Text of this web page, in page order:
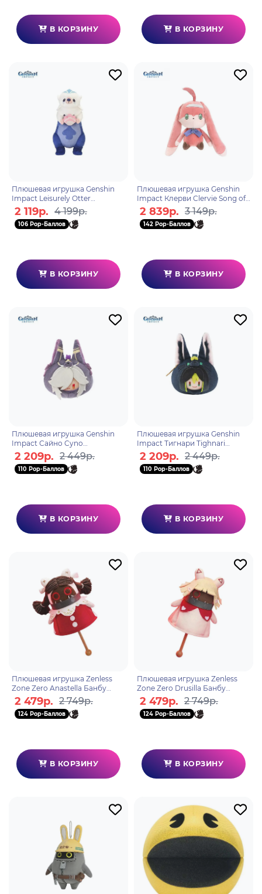
В КОРЗИНУ В КОРЗИНУ
Плюшевая игрушка Genshin
Impact Leisurely Otter
6976525004790
2 119р. 4 199р.
106 Pop-Баллов
В КОРЗИНУ
Плюшевая игрушка Genshin
Impact Клерви Clervie Song of
Ashes series Fireplace House
Bunny 31229
2 839р. 3 149р.
142 Pop-Баллов
В КОРЗИНУ
Плюшевая игрушка Genshin
Impact Сайно Cyno
6942421107569
2 209р. 2 449р.
110 Pop-Баллов
В КОРЗИНУ
Плюшевая игрушка Genshin
Impact Тигнари Tighnari
6942421107552
2 209р. 2 449р.
110 Pop-Баллов
В КОРЗИНУ
Плюшевая игрушка Zenless
Zone Zero Anastella Банбу
Bangboo 59018
2 479р. 2 749р.
124 Pop-Баллов
В КОРЗИНУ
Плюшевая игрушка Zenless
Zone Zero Drusilla Банбу
Bangboo 59025
2 479р. 2 749р.
124 Pop-Баллов
В КОРЗИНУ